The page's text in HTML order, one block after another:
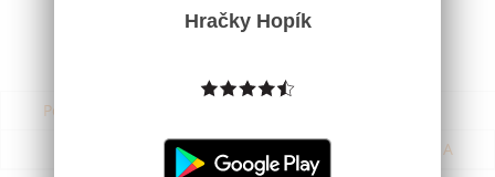
Podle názvu od A do Z
Od nejlevnějšího
Podle názvu od Z do A
Hračky Hopík